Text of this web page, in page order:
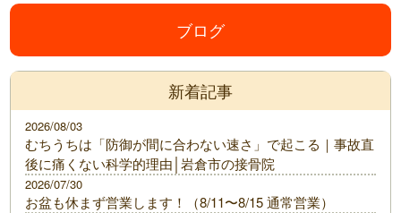
ブログ
新着記事
むちうちは「防御が間に合わない速さ」で起こる｜事故直
後に痛くない科学的理由│岩倉市の接骨院
2026/08/03
お盆も休まず営業します！（8/11〜8/15 通常営業）
2026/07/30